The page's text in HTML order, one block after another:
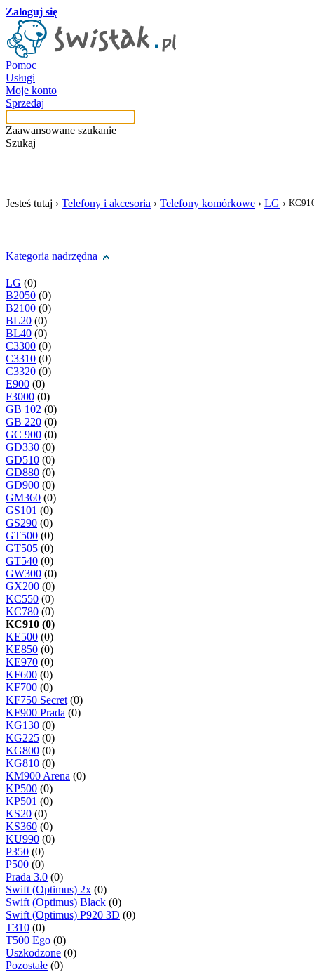
Zaloguj się
Pomoc
Usługi
Moje konto
Sprzedaj
Zaawansowane szukanie
Szukaj
Jesteś tutaj › Telefony i akcesoria › Telefony komórkowe › LG ›
Kategoria nadrzędna
LG (0)
B2050 (0)
B2100 (0)
BL20 (0)
BL40 (0)
C3300 (0)
C3310 (0)
C3320 (0)
E900 (0)
F3000 (0)
GB 102 (0)
GB 220 (0)
GC 900 (0)
GD330 (0)
GD510 (0)
GD880 (0)
GD900 (0)
GM360 (0)
GS101 (0)
GS290 (0)
GT500 (0)
GT505 (0)
GT540 (0)
GW300 (0)
GX200 (0)
KC550 (0)
KC780 (0)
KC910 (0)
KE500 (0)
KE850 (0)
KE970 (0)
KF600 (0)
KF700 (0)
KF750 Secret (0)
KF900 Prada (0)
KG130 (0)
KG225 (0)
KG800 (0)
KG810 (0)
KM900 Arena (0)
KP500 (0)
KP501 (0)
KS20 (0)
KS360 (0)
KU990 (0)
P350 (0)
P500 (0)
Prada 3.0 (0)
Swift (Optimus) 2x (0)
Swift (Optimus) Black (0)
Swift (Optimus) P920 3D (0)
T310 (0)
T500 Ego (0)
Uszkodzone (0)
Pozostałe (0)